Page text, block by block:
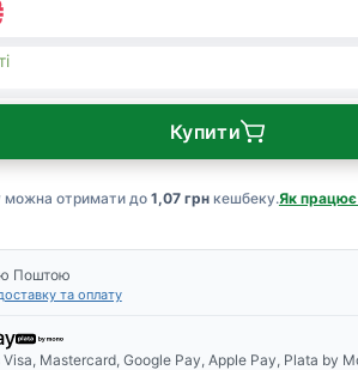
можна отримати до 1,07 грнкешбеку.Як
Купити
Поштою
та оплату
Mastercard, Google Pay, Apple Pay, Plata by